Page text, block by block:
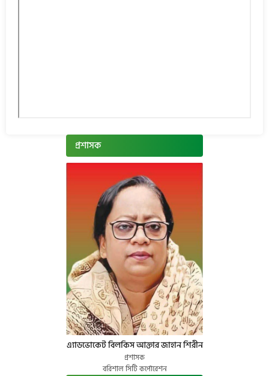
প্রশাসক
এ্যাডভোকেট বিলকিস আক্তার জাহান শিরীন
প্রশাসক
বরিশাল সিটি কর্পোরেশন